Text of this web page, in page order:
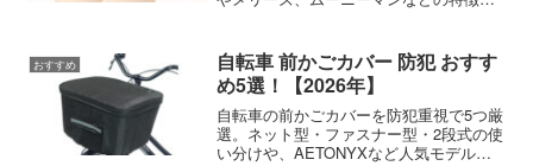
おすすめ
自転車 前かごカバー 防犯 おすす
め5選！【2026年】
自転車の前かごカバーを防犯重視で5つ厳
選。ネット型・ファスナー型・2段式の使
い分けや、AETONYXなど人気モデルの